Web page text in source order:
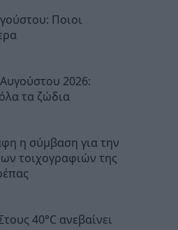
Ποιοι
2026:
τα ζώδια
η σύμβαση για την
τοιχογραφιών της
40°C ανεβαίνει